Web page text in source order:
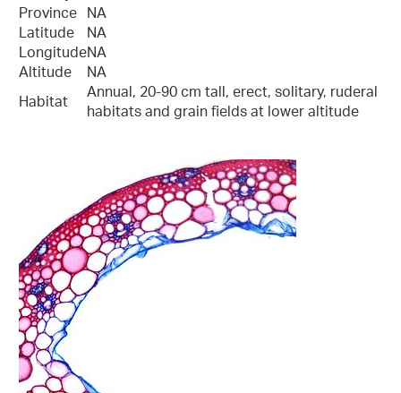
Province NA
Latitude NA
LongitudeNA
Altitude NA
Habitat
Annual, 20-90 cm tall, erect, solitary, ruderal
habitats and grain fields at lower altitude